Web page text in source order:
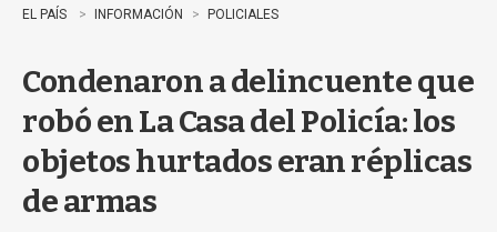
r
b
q
EL PAÍS INFORMACIÓN POLICIALES
Condenaron a delincuente que
robó en La Casa del Policía: los
objetos hurtados eran réplicas
de armas